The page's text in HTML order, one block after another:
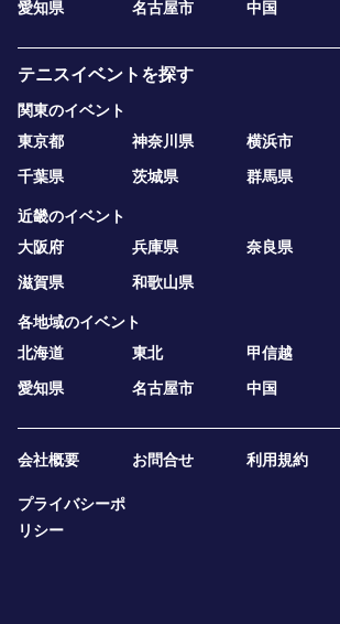
愛知県
名古屋市 中国
テニスイベントを探す
関東のイベント
東京都
神奈川県 横浜市
千葉県
茨城県 群馬県
近畿のイベント
大阪府
兵庫県 奈良県
滋賀県
和歌山県
各地域のイベント
北海道
東北 甲信越
愛知県
名古屋市 中国
会社概要 お問合せ 利用規約
プライバシーポ
リシー